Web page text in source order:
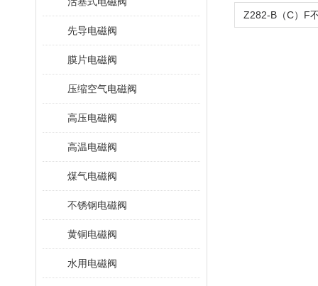
先导电磁阀
膜片电磁阀
压缩空气电磁阀
高压电磁阀
高温电磁阀
煤气电磁阀
不锈钢电磁阀
黄铜电磁阀
水用电磁阀